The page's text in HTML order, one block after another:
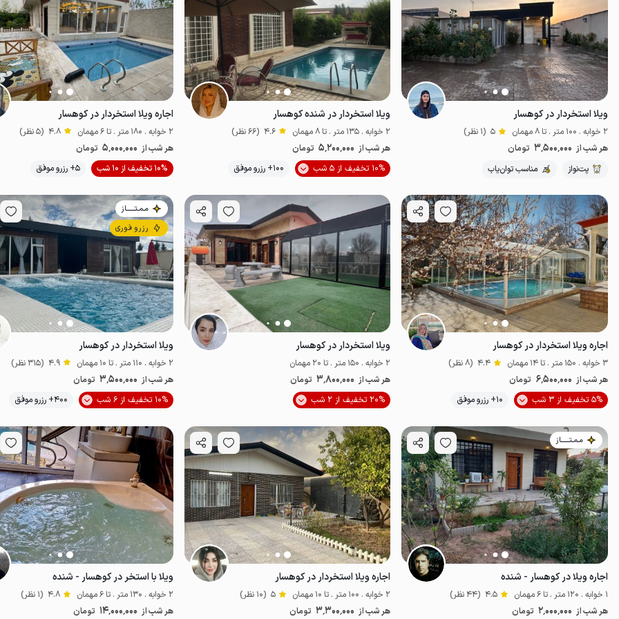
ویلا استخردار در کوهسار
2 خوابه . 100 متر . تا 8 مهمان 5 (1 نظر)
هر شب از 3٬500٬000 تومان
پت‌نواز
مناسب توان‌یاب موقعیت در نقشه
ویلا استخردار در شنده کوهسار
2 خوابه . 135 متر . تا 8 مهمان 4.6 (66 نظر)
هر شب از 5٬200٬000 تومان
10% تخفیف از 5 شب
100+ رزرو موفق موقعیت در نقشه
اجاره ویلا استخردار در کوهسار
2 خوابه . 180 متر . تا 6 مهمان 4.8 (5 نظر)
هر شب از 5٬000٬000 تومان
10% تخفیف از 10 شب
5+ رزرو موفق
اجاره ویلا استخردار در کوهسار
3 خوابه . 150 متر . تا 14 مهمان 4.4 (8 نظر)
هر شب از 6٬500٬000 تومان
5% تخفیف از 3 شب
10+ رزرو موفق موقعیت در نقشه
ویلا استخردار در کوهسار
2 خوابه . 150 متر . تا 20 مهمان
هر شب از 3٬800٬000 تومان
20% تخفیف از 2 شب
پت‌نواز
مـمـتــــــاز
رزرو فوری
ویلا استخردار در کوهسار
2 خوابه . 110 متر . تا 10 مهمان 4.9 (315 نظر)
هر شب از 3٬500٬000 تومان
10% تخفیف از 6 شب
400+ رزرو موفق
مـمـتــــــاز
اجاره ویلا در کوهسار - شنده
1 خوابه . 120 متر . تا 6 مهمان 4.5 (44 نظر)
هر شب از 2٬000٬000 تومان
اجاره ویلا استخردار در کوهسار
2 خوابه . 100 متر . تا 10 مهمان 5 (10 نظر)
هر شب از 3٬300٬000 تومان
ویلا با استخر در کوهسار - شنده
2 خوابه . 130 متر . تا 6 مهمان 4.8 (1 نظر)
هر شب از 14٬000٬000 تومان